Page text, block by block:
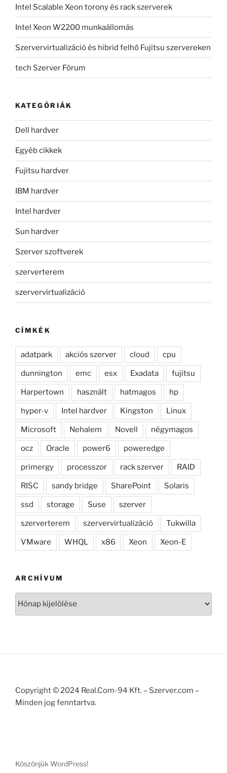
Intel Scalable Xeon torony és rack szerverek
Intel Xeon W2200 munkaállomás
Szervervirtualizáció és hibrid felhő Fujitsu szervereken
tech Szerver Fórum
KATEGÓRIÁK
Dell hardver
Egyéb cikkek
Fujitsu hardver
IBM hardver
Intel hardver
Sun hardver
Szerver szoftverek
szerverterem
szervervirtualizáció
CÍMKÉK
adatpark akciós szerver cloud cpu
dunnington emc esx Exadata fujitsu
Harpertown használt hatmagos hp
hyper-v Intel hardver Kingston Linux
Microsoft Nehalem Novell négymagos
ocz Oracle power6 poweredge
primergy processzor rack szerver RAID
RISC sandy bridge SharePoint Solaris
ssd storage Suse szerver
szerverterem szervervirtualizáció Tukwilla
VMware WHQL x86 Xeon Xeon-E
ARCHÍVUM
Copyright © 2024 Real.Com-94 Kft. – Szerver.com –
Minden jog fenntartva.
Köszönjük WordPress!